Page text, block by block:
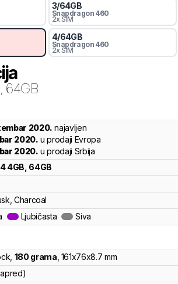
3/64GB
Snapdragon 460
2x SIM
4/64GB
Snapdragon 460
2x SIM
64GB
2020. najavljen
2020. u prodaji Evropa
2020. u prodaji Srbija
4GB, 64GB
Charcoal
Ljubičasta Siva
180 grama 161x76x8.7 mm